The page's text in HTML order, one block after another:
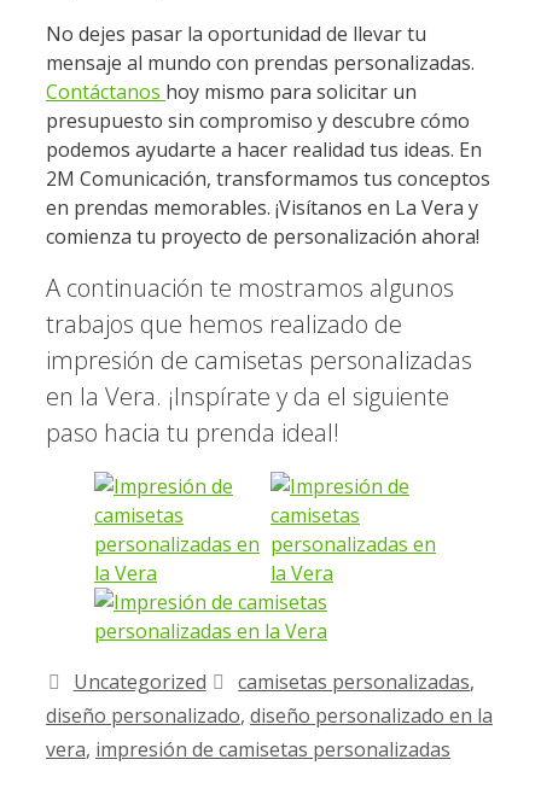
No dejes pasar la oportunidad de llevar tu
mensaje al mundo con prendas personalizadas.
Contáctanos hoy mismo para solicitar un
presupuesto sin compromiso y descubre cómo
podemos ayudarte a hacer realidad tus ideas. En
2M Comunicación, transformamos tus conceptos
en prendas memorables. ¡Visítanos en La Vera y
comienza tu proyecto de personalización ahora!
A continuación te mostramos algunos
trabajos que hemos realizado de
impresión de camisetas personalizadas
en la Vera. ¡Inspírate y da el siguiente
paso hacia tu prenda ideal!
Uncategorized camisetas personalizadas,
diseño personalizado, diseño personalizado en la
vera, impresión de camisetas personalizadas